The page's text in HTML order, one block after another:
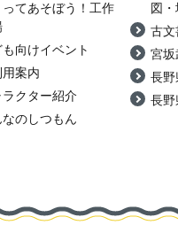
ってあそぼう！工作
も向けイベント
用案内
ラクター紹介
のしつもん
図
古文
宮坂
長野
長野